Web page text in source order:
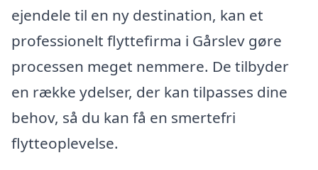
ejendele til en ny destination, kan et
professionelt flyttefirma i Gårslev gøre
processen meget nemmere. De tilbyder
en række ydelser, der kan tilpasses dine
behov, så du kan få en smertefri
flytteoplevelse.